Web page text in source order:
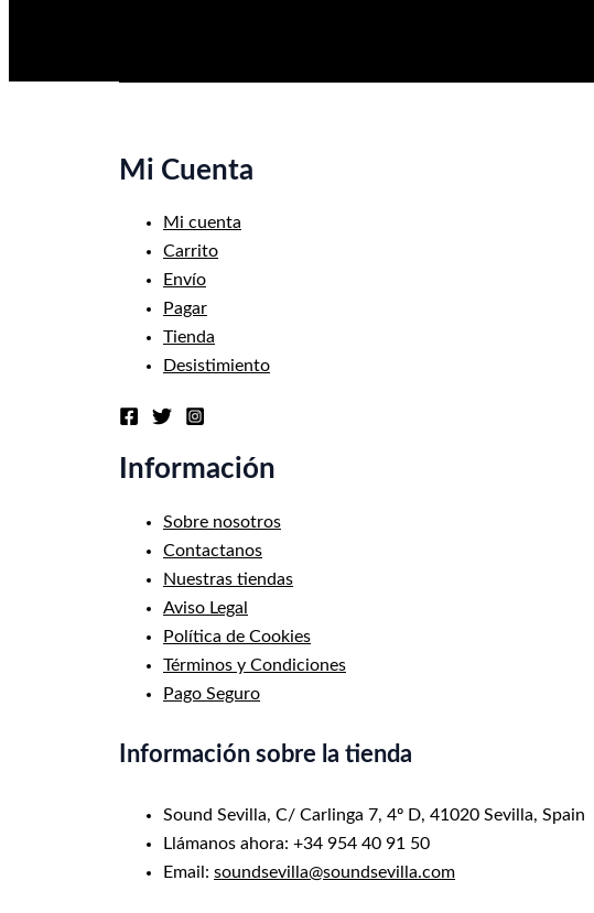
Mi Cuenta
Mi cuenta
Carrito
Envío
Pagar
Tienda
Desistimiento
Información
Sobre nosotros
Contactanos
Nuestras tiendas
Aviso Legal
Política de Cookies
Términos y Condiciones
Pago Seguro
Información sobre la tienda
Sound Sevilla, C/ Carlinga 7, 4º D, 41020 Sevilla, Spain
Llámanos ahora: +34 954 40 91 50
Email: soundsevilla@soundsevilla.com